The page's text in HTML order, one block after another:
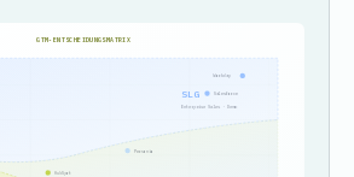
SLG
Enterprise Sales · Demo
HubSpot
Personio
Salesforce
Workday
GTM-ENTSCHEIDUNGSMATRIX